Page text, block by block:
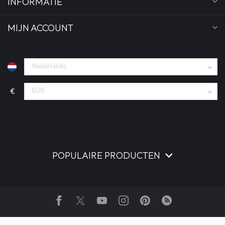
MIJN ACCOUNT
€
POPULAIRE PRODUCTEN